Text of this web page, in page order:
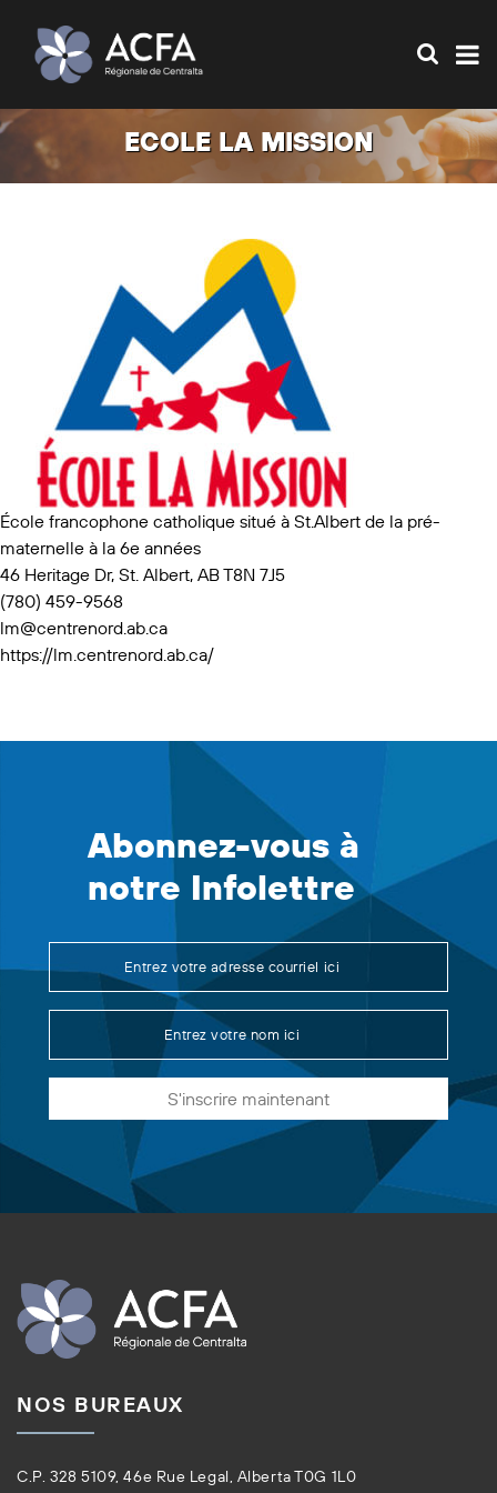
ECOLE LA MISSION
École francophone catholique situé à St.Albert de la pré-
maternelle à la 6e années
46 Heritage Dr, St. Albert, AB T8N 7J5
(780) 459-9568
lm@centrenord.ab.ca
https://lm.centrenord.ab.ca/
Abonnez-vous à
notre Infolettre
S'inscrire maintenant
NOS BUREAUX
C.P. 328 5109, 46e Rue Legal, Alberta T0G 1L0